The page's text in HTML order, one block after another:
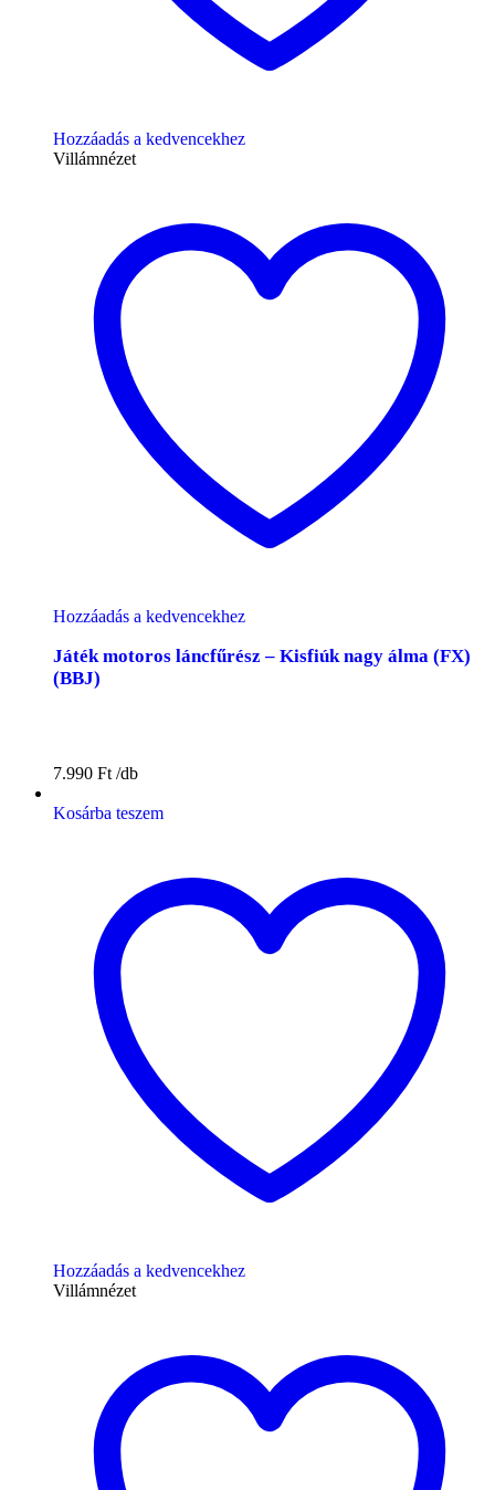
Hozzáadás a kedvencekhez
Villámnézet
Hozzáadás a kedvencekhez
Játék motoros láncfűrész – Kisfiúk nagy álma (FX)
(BBJ)
7.990 Ft
Kosárba teszem
Hozzáadás a kedvencekhez
Villámnézet